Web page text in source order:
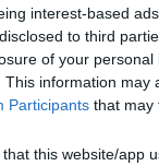
interest-based
to third
of your personal
This information may
Participants that may
that this website/app
davanti